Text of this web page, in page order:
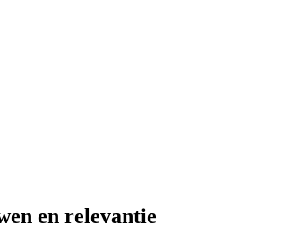
en relevantie